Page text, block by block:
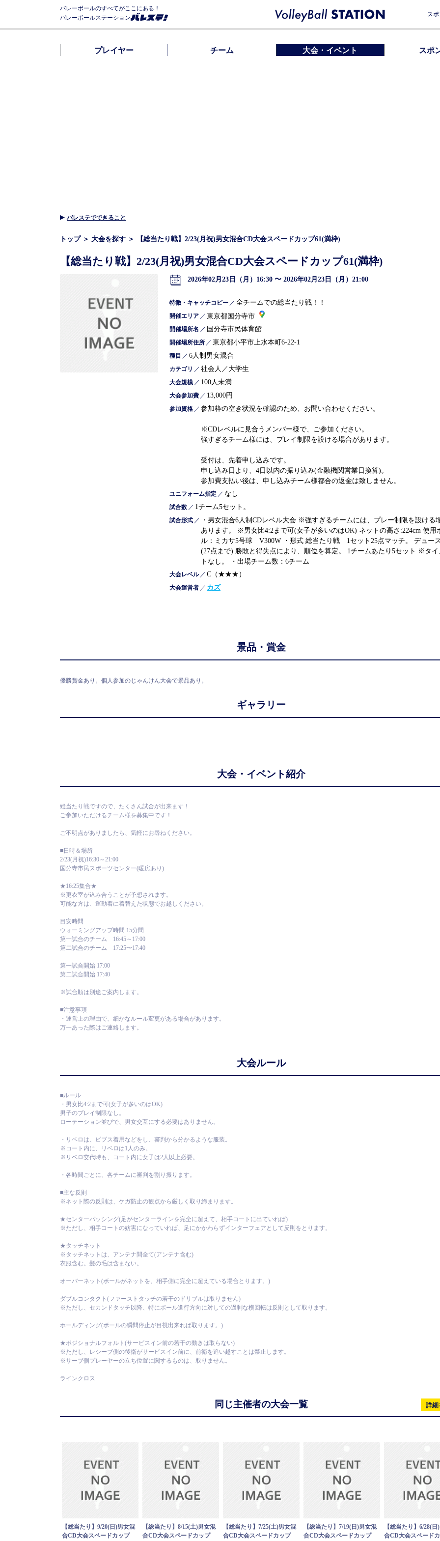
バレーボールのすべてがここにある！
バレーボールステーション
ス
プレイヤー チーム 大会・イベント スポ
バレステでできること
トップ ＞ 大会を探す ＞ 【総当たり戦】2/23(月祝)男女混合CD大会スペードカップ61(満枠)
【総当たり戦】2/23(月祝)男女混合CD大会スペードカップ61(満枠)
2026年02月23日（月）16:30 〜 2026年02月23日（月）21:00
特徴・キャッチコピー ／ 全チームでの総当たり戦！！
開催エリア ／ 東京都国分寺市
開催場所名 ／ 国分寺市民体育館
開催場所住所 ／ 東京都小平市上水本町6-22-1
種目 ／ 6人制男女混合
カテゴリ ／ 社会人／大学生
大会規模 ／ 100人未満
大会参加費 ／ 13,000円
参加資格 ／ 参加枠の空き状況を確認のため、お問い合わせください。
※CDレベルに見合うメンバー様で、ご参加ください。
強すぎるチーム様には、プレイ制限を設ける場合があります。
受付は、先着申し込みです。
申し込み日より、4日以内の振り込み(金融機関営業日換算)。
参加費支払い後は、申し込みチーム様都合の返金は致しません。
ユニフォーム指定 ／ なし
試合数 ／ 1チーム5セット。
試合形式 ／
・男女混合6人制CDレベル大会 ※強すぎるチームには、プレー制限を設ける
あります。 ※男女比4:2まで可(女子が多いのはOK) ネットの高さ:224cm 使用
ル：ミカサ5号球 V300W ・形式 総当たり戦 1セット25点マッチ。 デュー
(27点まで) 勝敗と得失点により、順位を算定。 1チームあたり5セット ※タイ
トなし。 ・出場チーム数：6チーム
大会レベル ／ C（★★★）
大会運営者 ／ カズ
景品・賞金
優勝賞金あり。個人参加のじゃんけん大会で景品あり。
ギャラリー
大会・イベント紹介
総当たり戦ですので、たくさん試合が出来ます！
ご参加いただけるチーム様を募集中です！
ご不明点がありましたら、気軽にお尋ねください。
■日時＆場所
2/23(月祝)16:30～21:00
国分寺市民スポーツセンター(暖房あり)
★16:25集合★
※更衣室が込み合うことが予想されます。
可能な方は、運動着に着替えた状態でお越しください。
目安時間
ウォーミングアップ時間 15分間
第一試合のチーム 16:45～17:00
第二試合のチーム 17:25〜17:40
第一試合開始 17:00
第二試合開始 17:40
※試合順は別途ご案内します。
■注意事項
・運営上の理由で、細かなルール変更がある場合があります。
万一あった際はご連絡します。
大会ルール
■ルール
・男女比4:2まで可(女子が多いのはOK)
男子のプレイ制限なし。
ローテーション並びで、男女交互にする必要はありません。
・リベロは、ビブス着用などをし、審判から分かるような服装。
※コート内に、リベロは1人のみ。
※リベロ交代時も、コート内に女子は2人以上必要。
・各時間ごとに、各チームに審判を割り振ります。
■主な反則
※ネット際の反則は、ケガ防止の観点から厳しく取り締まります。
★センターパッシング(足がセンターラインを完全に超えて、相手コートに出ていれば)
※ただし、相手コートの妨害になっていれば、足にかかわらずインターフェアとして反則をとります。
★タッチネット
※タッチネットは、アンテナ間全て(アンテナ含む)
衣服含む。髪の毛は含まない。
オーバーネット(ボールがネットを、相手側に完全に超えている場合とります。)
ダブルコンタクト(ファーストタッチの若干のドリブルは取りません)
※ただし、セカンドタッチ以降、特にボール進行方向に対しての過剰な横回転は反則として取ります。
ホールディング(ボールの瞬間停止が目視出来れば取ります。)
★ポジショナルフォルト(サービスイン前の若干の動きは取らない)
※ただし、レシーブ側の後衛がサービスイン前に、前衛を追い越すことは禁止します。
※サーブ側プレーヤーの立ち位置に関するものは、取りません。
ラインクロス
同じ主催者の大会一覧 詳細
【総当たり】9/20(日)男女混
合CD大会スペードカップ
【総当たり】8/15(土)男女混
合CD大会スペードカップ
【総当たり】7/25(土)男女混
合CD大会スペードカップ
【総当たり】7/19(日)男女混
合CD大会スペードカップ
【総当たり】6/28(日
合CD大会スペード